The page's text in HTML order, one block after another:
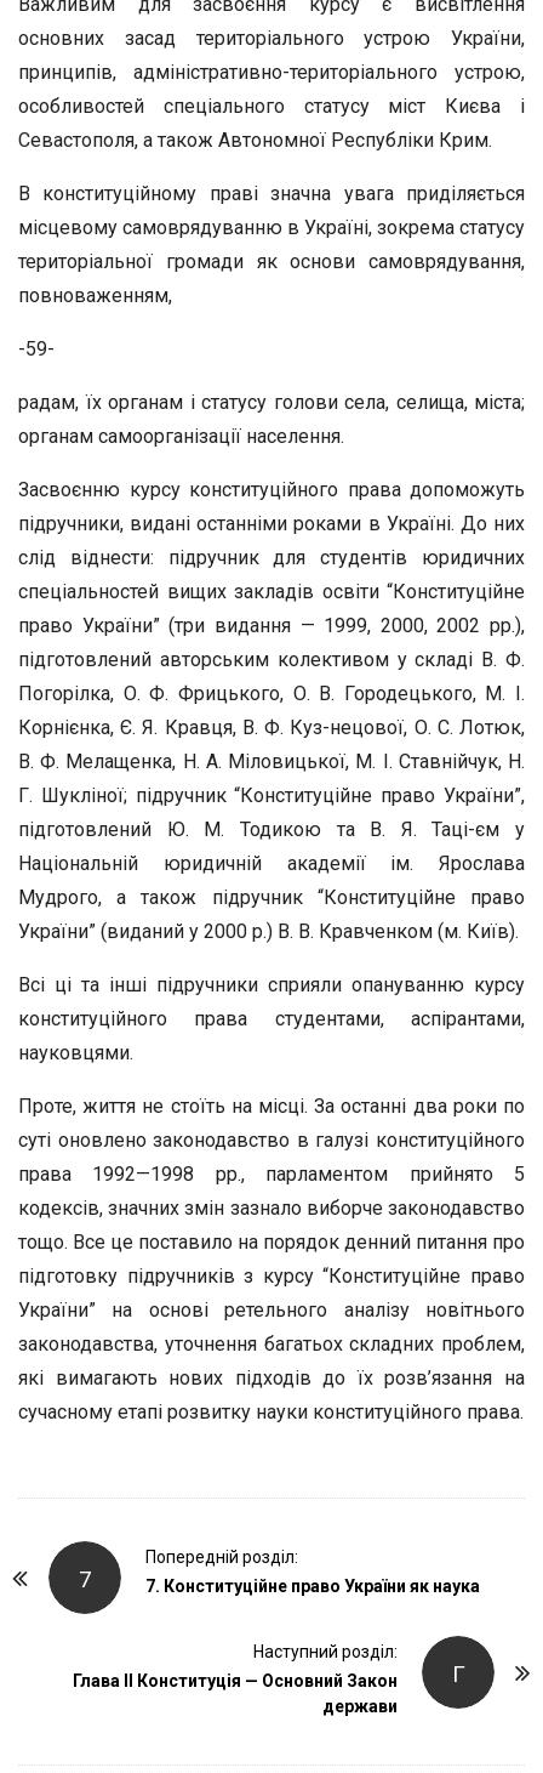
основних засад територіального устрою України,
принципів, адміністративно-територіального устрою,
особливостей спеціального статусу міст Києва і
Севастополя, а також Автономної Республіки Крим.
В конституційному праві значна увага приділяється
місцевому самоврядуванню в Україні, зокрема статусу
територіальної громади як основи самоврядування,
повноваженням,
-59-
радам, їх органам і статусу голови села, селища, міста;
органам самоорганізації населення.
Засвоєнню курсу конституційного права допоможуть
підручники, видані останніми роками в Україні. До них
слід віднести: підручник для студентів юридичних
спеціальностей вищих закладів освіти “Конституційне
право України” (три видання — 1999, 2000, 2002 рр.),
підготовлений авторським колективом у складі В. Ф.
Погорілка, О. Ф. Фрицького, О. В. Городецького, М. І.
Корнієнка, Є. Я. Кравця, В. Ф. Куз-нецової, О. С. Лотюк,
В. Ф. Мелащенка, Н. А. Міловицької, М. І. Ставнійчук, Н.
Г. Шукліної; підручник “Конституційне право України”,
підготовлений Ю. М. Тодикою та В. Я. Таці-єм у
Національній юридичній академії ім. Ярослава
Мудрого, а також підручник “Конституційне право
України” (виданий у 2000 р.) В. В. Кравченком (м. Київ).
Всі ці та інші підручники сприяли опануванню курсу
конституційного права студентами, аспірантами,
науковцями.
Проте, життя не стоїть на місці. За останні два роки по
суті оновлено законодавство в галузі конституційного
права 1992—1998 рр., парламентом прийнято 5
кодексів, значних змін зазнало виборче законодавство
тощо. Все це поставило на порядок денний питання про
підготовку підручників з курсу “Конституційне право
України” на основі ретельного аналізу новітнього
законодавства, уточнення багатьох складних проблем,
які вимагають нових підходів до їх розв’язання на
сучасному етапі розвитку науки конституційного права.
7
Попередній розділ:
7. Конституційне право України як наука
Г
Наступний розділ:
Глава II Конституція — Основний Закон
держави